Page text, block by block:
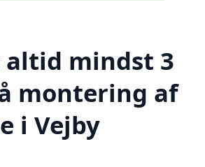
mindst 3
montering af
i Vejby